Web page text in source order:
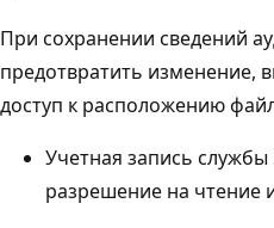
При сохранении сведений
предотвратить изменение,
доступ к расположению
Учетная запись
разрешение на чтение